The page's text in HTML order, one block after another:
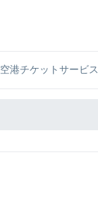
空港チケットサービス